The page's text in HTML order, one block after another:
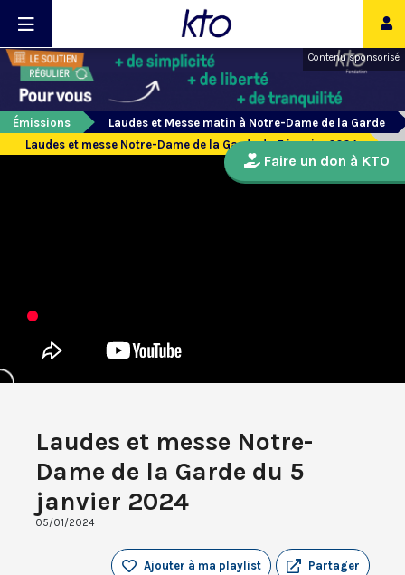
Contenu sponsorisé
Émissions
Laudes et Messe matin à Notre-Dame de la Garde
Laudes et messe Notre-Dame de la Garde du 5 janvier 2024
Laudes et messe Notre-
Dame de la Garde du 5
janvier 2024
05/01/2024
Partager
Ajouter à ma playlist
Faire un don à KTO